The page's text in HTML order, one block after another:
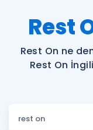
Faydalı
Sözlük
Hakkımızda
Rest
Rest On ne
Rest On